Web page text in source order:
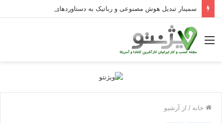
منو
خانه / از آرشیو